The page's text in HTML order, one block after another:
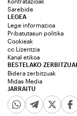
Sarebide
JARRAITU
LEGEA
Lege informazioa
Pribatutasun politika
Cookieak
cc Lizentzia
Kanal etikoa
BESTELAKO
Bidera zerbitzuak
Midas Media